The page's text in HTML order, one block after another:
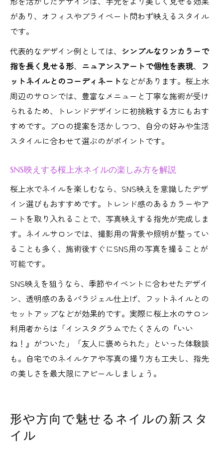
があり、オフィスやプライベート問わず映えるスタイル
です。
代表的なデザイン例としては、 シンプルなワンカラーで
指を長く見せる形、 ニュアンスアートで個性を表現、 フ
ットネイルとのコーディネートなどがあります。桜上水
周辺のサロンでは、豊富なメニューと丁寧な施術が受け
られるため、トレンドデザインに初挑戦する方にもおす
すめです。プロの提案を活かしつつ、自分の好みや生活
スタイルに合わせて選ぶのがポイントです。
SNS映えする桜上水ネイルの楽しみ方を解説
桜上水でネイルを楽しむなら、SNS映えを意識したデザ
イン選びもおすすめです。トレンド感のあるカラーやア
ートを取り入れることで、写真映えする指先が完成しま
す。ネイルサロンでは、撮影用の背景や照明が整ってい
ることも多く、施術後すぐにSNS用の写真を撮ることが
可能です。
SNS映えを狙うなら、季節やイベントに合わせたデザイ
ン、透明感のあるパラジェル仕上げ、フットネイルとの
セットアップなどが効果的です。実際に桜上水のサロン
利用者からは「インスタグラムでたくさんの『いい
ね！』がついた」「友人に褒められた」といった体験談
も。自宅でのネイルケアや写真の撮り方も工夫し、指先
の美しさを最大限にアピールしましょう。
形や方向で魅せるネイルの新スタ
イル